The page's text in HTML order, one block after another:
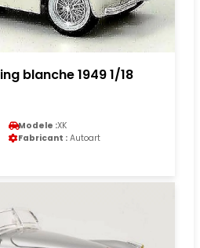
blanche 1949 1/18
Modele :XK
Fabricant : Autoart